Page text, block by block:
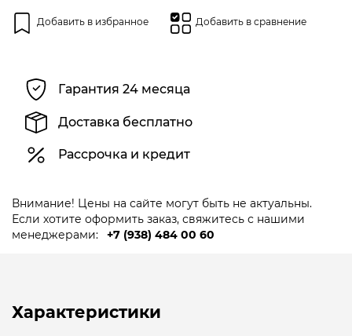
Добавить в избранное Добавить в сравнение
Гарантия 24 месяца
Доставка бесплатно
Рассрочка и кредит
Внимание! Цены на сайте могут быть не актуальны.
Если хотите оформить заказ, свяжитесь с нашими
менеджерами:
+7 (938) 484 00 60
Характеристики